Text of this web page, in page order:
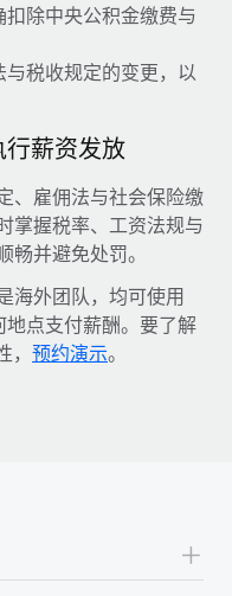
除中央公积金缴费与
税收规定的变更，以
薪资发放
、雇佣法与社会保险缴
掌握税率、工资法规与
并避免处罚。
海外团队，均可使用
点支付薪酬。要了解
预约演示。
+